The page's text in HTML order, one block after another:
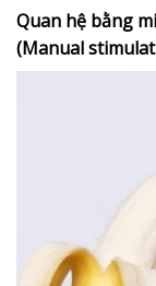
Quan hệ bằng
(Manual